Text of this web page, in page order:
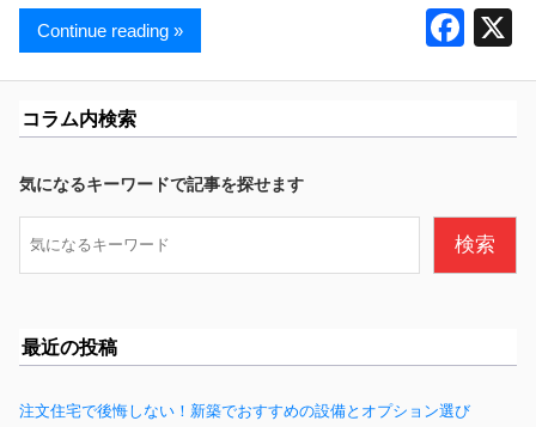
F
e
o
o
Continue reading »
コラム内検索
気になるキーワードで記事を探せます
索
検索
最近の投稿
注文住宅で後悔しない！新築でおすすめの設備とオプション選び